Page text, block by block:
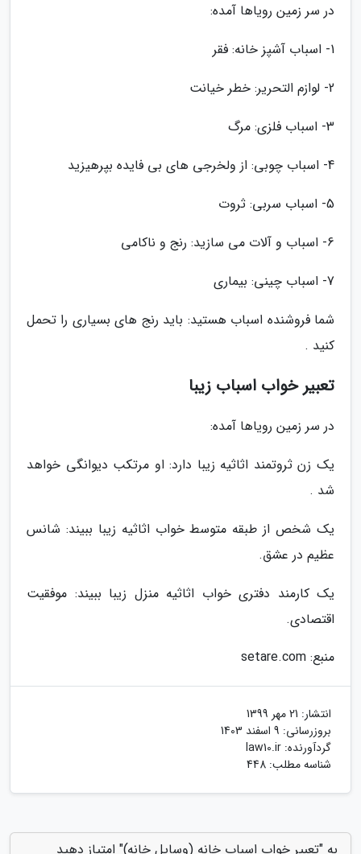
در سر زمین رویاها آمده:
1- اسباب آشپز خانه: فقر
2- لوازم التحریر: خطر خیانت
3- اسباب فلزی: مرگ
4- اسباب چوبی: از ولخرجی های بی فایده بپرهیزید
5- اسباب سربی: ثروت
6- اسباب و آلات می سازید: رنج و ناکامی
7- اسباب چینی: بیماری
شما فروشنده اسباب هستید: باید رنج های بسیاری را تحمل
کنید .
تعبیر خواب اسباب زیبا
در سر زمین رویاها آمده:
یک زن ثروتمند اثاثیه زیبا دارد: او مرتکب دیوانگی خواهد
شد .
یک شخص از طبقه متوسط خواب اثاثیه زیبا ببیند: شانس
عظیم در عشق.
یک کارمند دفتری خواب اثاثیه منزل زیبا ببیند: موفقیت
اقتصادی.
منبع: setare.com
انتشار: 21 مهر 1399
بروزرسانی: 9 اسفند 1403
گردآورنده: law10.ir
شناسه مطلب: 448
به "تعبیر خواب اسباب خانه (وسایل خانه)" امتیاز دهید